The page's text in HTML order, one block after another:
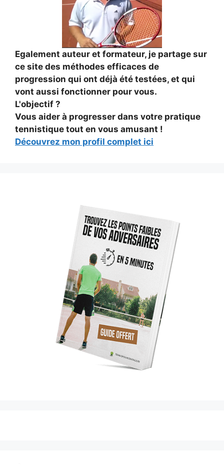
Egalement auteur et formateur, je partage sur
ce site des méthodes efficaces de
progression qui ont déjà été testées, et qui
vont aussi fonctionner pour vous.
L'objectif ?
Vous aider à progresser dans votre pratique
tennistique tout en vous amusant !
Découvrez mon profil complet ici